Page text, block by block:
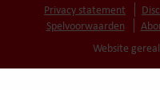
Privacy statement
Spelvoorwaarden
Website